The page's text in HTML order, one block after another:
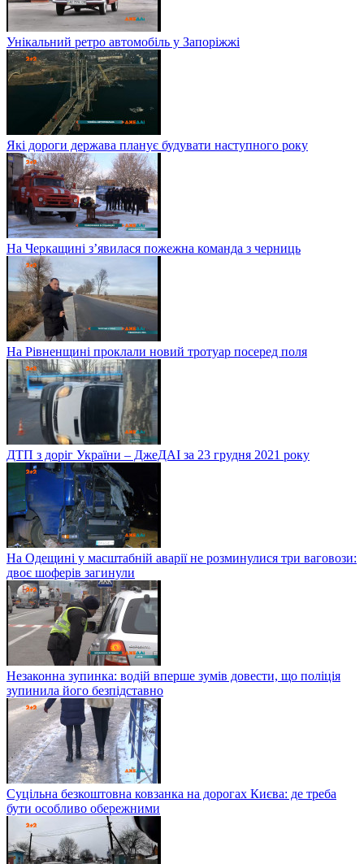
Унікальний ретро автомобіль у Запоріжжі
Які дороги держава планує будувати наступного року
На Черкащині з’явилася пожежна команда з черниць
На Рівненщині проклали новий тротуар посеред поля
ДТП з доріг України – ДжеДАІ за 23 грудня 2021 року
На Одещині у масштабній аварії не розминулися три ваговози:
двоє шоферів загинули
Незаконна зупинка: водій вперше зумів довести, що поліція
зупинила його безпідставно
Суцільна безкоштовна ковзанка на дорогах Києва: де треба
бути особливо обережними